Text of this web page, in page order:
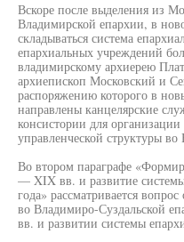
Вскоре после выделения из
Владимирской епархии, в
складываться система
епархиальных учреждений
владимирскому архиерею
архиепископ Московский и
распоряжению которого в
направлены канцелярские
консистории для
управленческой структуры
Во втором параграфе
— XIX вв. и развитие
года» рассматривается
во Владимиро-Суздальской
вв. и развитии системы